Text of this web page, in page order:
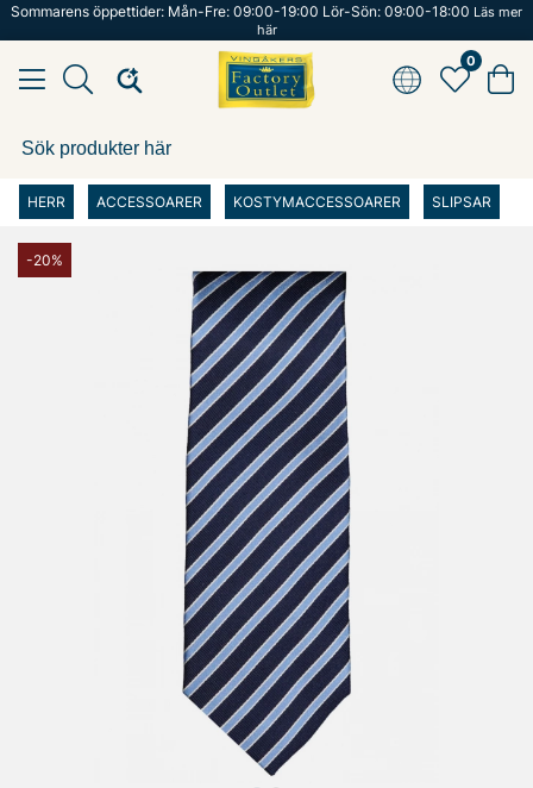
Sommarens öppettider: Mån-Fre: 09:00-19:00 Lör-Sön: 09:00-18:00 Läs mer
här
0
HERR ACCESSOARER KOSTYMACCESSOARER SLIPSAR
-20%